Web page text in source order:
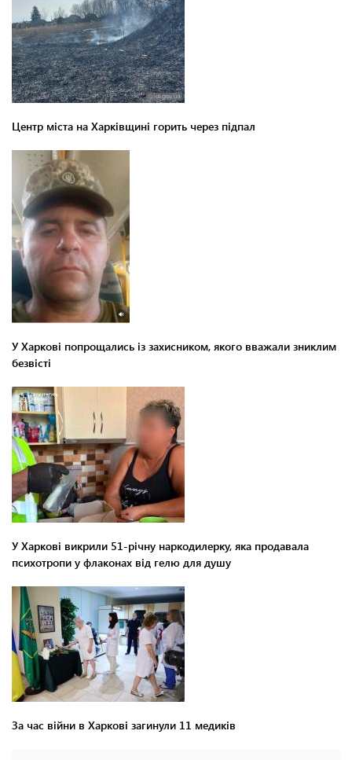
Центр міста на Харківщині горить через підпал
У Харкові попрощались із захисником, якого вважали зниклим
безвісті
У Харкові викрили 51-річну наркодилерку, яка продавала
психотропи у флаконах від гелю для душу
За час війни в Харкові загинули 11 медиків